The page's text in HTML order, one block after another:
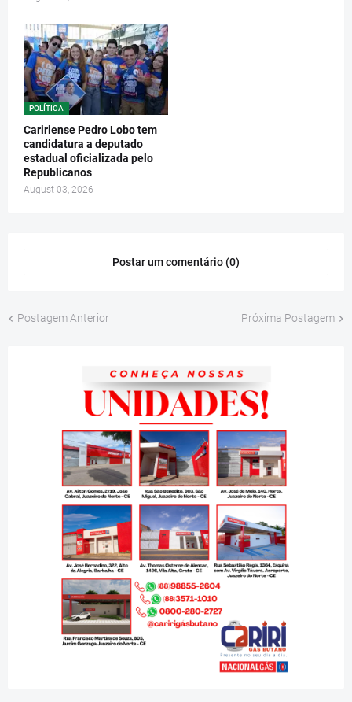
POLÍTICA
Caririense Pedro Lobo tem
candidatura a deputado
estadual oficializada pelo
Republicanos
August 03, 2026
Postar um comentário (0)
Postagem Anterior Próxima Postagem